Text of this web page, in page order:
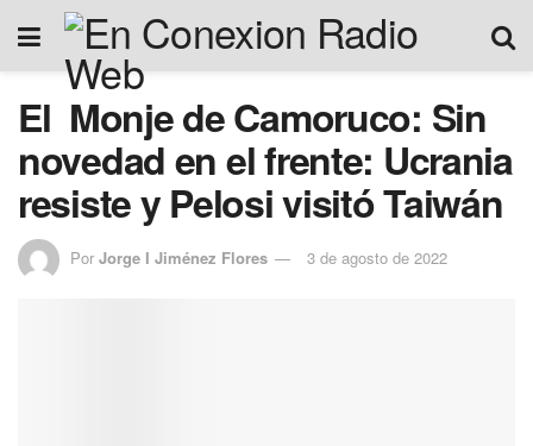
El Monje de Camoruco: Sin
novedad en el frente: Ucrania
resiste y Pelosi visitó Taiwán
Por Jorge I Jiménez Flores 3 de agosto de 2022